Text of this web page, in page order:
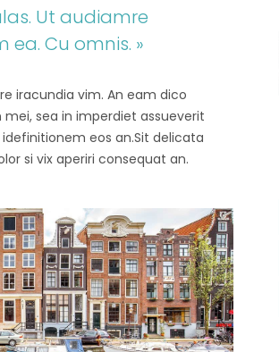
Ut audiamre
Cu omnis. »
iracundia vim. An eam dico
sea in imperdiet assueverit
eos an.Sit delicata
si vix aperiri consequat an.